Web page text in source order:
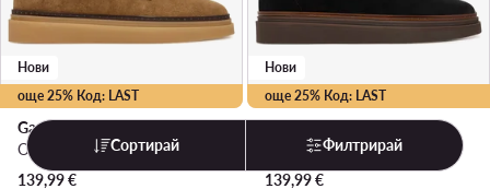
още 25% Код: LAST
Нови
Gant
Обувки · Кафяв
139,99€
още 25% Код: LAST
Нови
Обувки · Черен
139,99€
Сортирай Филтрирай